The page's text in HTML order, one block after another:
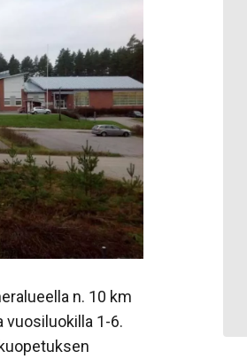
n. 10 km
vuosiluokilla 1-6.